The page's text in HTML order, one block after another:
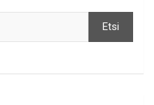
Etsi